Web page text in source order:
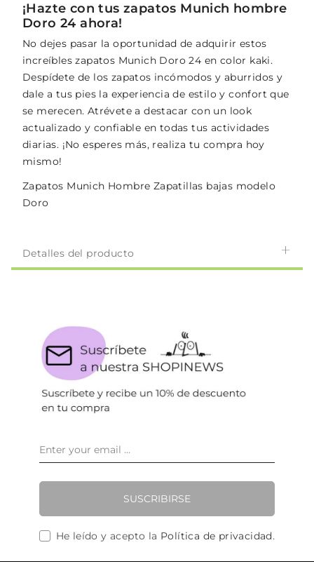
¡Hazte con tus zapatos Munich hombre
Doro 24 ahora!
No dejes pasar la oportunidad de adquirir estos
increíbles zapatos Munich Doro 24 en color kaki.
Despídete de los zapatos incómodos y aburridos y
dale a tus pies la experiencia de estilo y confort que
se merecen. Atrévete a destacar con un look
actualizado y confiable en todas tus actividades
diarias. ¡No esperes más, realiza tu compra hoy
mismo!
Zapatos Munich Hombre Zapatillas bajas modelo
Doro
Detalles del producto
SUSCRIBIRSE
He leído y acepto la Política de privacidad.